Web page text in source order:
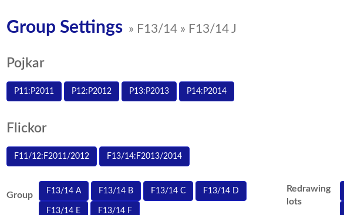
Group Settings » F13/14 » F13/14 J
Pojkar
P11:P2011 P12:P2012 P13:P2013 P14:P2014
Flickor
F11/12:F2011/2012 F13/14:F2013/2014
Group F13/14 A F13/14 B F13/14 C F13/14 D
F13/14 E F13/14 F
Redrawing
lots